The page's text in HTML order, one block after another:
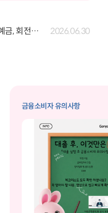
고려저축은행 정기예금, GPS정기예금, 회전정기예금, GPS회전정기예금, 자유적립예금, 퇴직연금정기예금, 보고파플러스 파킹통장(기업포함)의 금리 변경 공시
2026.06.30
금융소비자 유의사항